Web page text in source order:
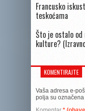
Francusko
teskoćama
Što je ostalo
kulture?
KOMENTIRAJTE
Vaša adresa e-
polja su označena